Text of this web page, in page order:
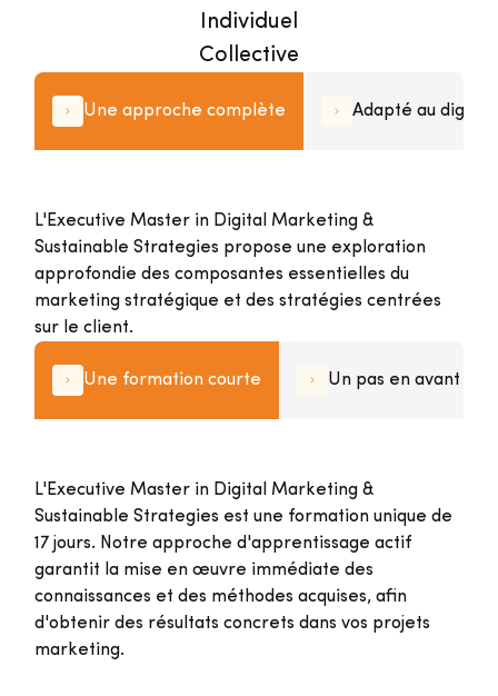
Individuel
Collective
Une approche complète Adapté au digital
L'Executive Master in Digital Marketing &
Sustainable Strategies propose une exploration
approfondie des composantes essentielles du
marketing stratégique et des stratégies centrées
sur le client.
Une formation courte Un pas en avant
L'Executive Master in Digital Marketing &
Sustainable Strategies est une formation unique de
17 jours. Notre approche d'apprentissage actif
garantit la mise en œuvre immédiate des
connaissances et des méthodes acquises, afin
d'obtenir des résultats concrets dans vos projets
marketing.